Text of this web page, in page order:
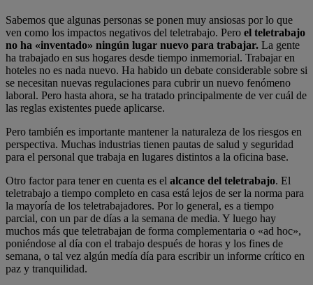
Sabemos que algunas personas se ponen muy ansiosas por lo que
ven como los impactos negativos del teletrabajo. Pero el teletrabajo
no ha «inventado» ningún lugar nuevo para trabajar. La gente
ha trabajado en sus hogares desde tiempo inmemorial. Trabajar en
hoteles no es nada nuevo. Ha habido un debate considerable sobre si
se necesitan nuevas regulaciones para cubrir un nuevo fenómeno
laboral. Pero hasta ahora, se ha tratado principalmente de ver cuál de
las reglas existentes puede aplicarse.
Pero también es importante mantener la naturaleza de los riesgos en
perspectiva. Muchas industrias tienen pautas de salud y seguridad
para el personal que trabaja en lugares distintos a la oficina base.
Otro factor para tener en cuenta es el alcance del teletrabajo. El
teletrabajo a tiempo completo en casa está lejos de ser la norma para
la mayoría de los teletrabajadores. Por lo general, es a tiempo
parcial, con un par de días a la semana de media. Y luego hay
muchos más que teletrabajan de forma complementaria o «ad hoc»,
poniéndose al día con el trabajo después de horas y los fines de
semana, o tal vez algún medía día para escribir un informe crítico en
paz y tranquilidad.